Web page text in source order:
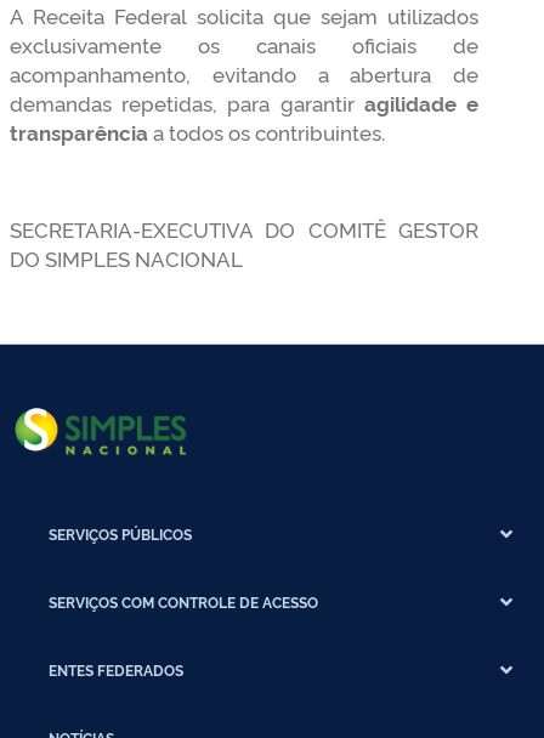
A Receita Federal solicita que sejam utilizados
exclusivamente os canais oficiais de
acompanhamento, evitando a abertura de
demandas repetidas, para garantir agilidade e
transparênciaa todos os contribuintes.
SECRETARIA-EXECUTIVA DO COMITÊ GESTOR
DO SIMPLES NACIONAL
SERVIÇOS PÚBLICOS
SERVIÇOS COM CONTROLE DE ACESSO
ENTES FEDERADOS